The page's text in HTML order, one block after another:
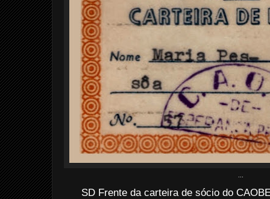
SD Frente da carteira de sócio do